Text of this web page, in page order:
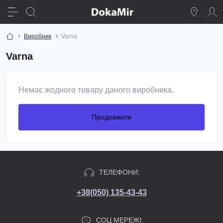
Виробник Varna
Varna
Немає жодного товару даного виробника.
Продовжити
ТЕЛЕФОНИ:
+38(050) 135-43-43
СОЦ МЕРЕЖІ: